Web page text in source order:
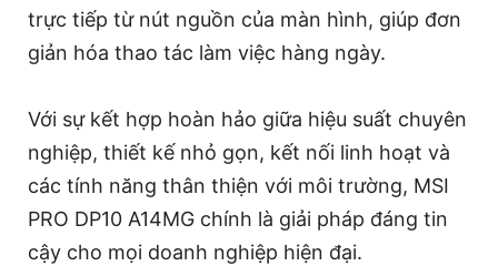
trực tiếp từ nút nguồn của màn hình, giúp đơn
giản hóa thao tác làm việc hàng ngày.
Với sự kết hợp hoàn hảo giữa hiệu suất chuyên
nghiệp, thiết kế nhỏ gọn, kết nối linh hoạt và
các tính năng thân thiện với môi trường, MSI
PRO DP10 A14MG chính là giải pháp đáng tin
cậy cho mọi doanh nghiệp hiện đại.